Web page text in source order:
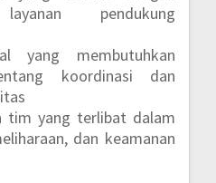
pendukung
yang membutuhkan
koordinasi dan
tim yang terlibat dalam
dan keamanan